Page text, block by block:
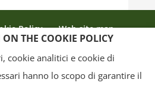
Policy
Web site map
THE COOKIE POLICY
cookie analitici e cookie di
hanno lo scopo di garantire il